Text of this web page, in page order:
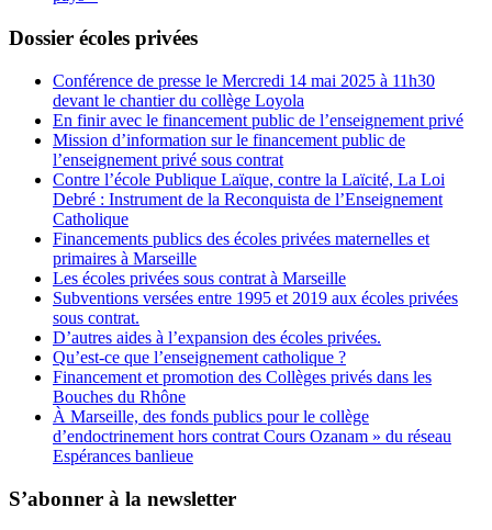
Dossier écoles privées
Conférence de presse le Mercredi 14 mai 2025 à 11h30
devant le chantier du collège Loyola
En finir avec le financement public de l’enseignement privé
Mission d’information sur le financement public de
l’enseignement privé sous contrat
Contre l’école Publique Laïque, contre la Laïcité, La Loi
Debré : Instrument de la Reconquista de l’Enseignement
Catholique
Financements publics des écoles privées maternelles et
primaires à Marseille
Les écoles privées sous contrat à Marseille
Subventions versées entre 1995 et 2019 aux écoles privées
sous contrat.
D’autres aides à l’expansion des écoles privées.
Qu’est-ce que l’enseignement catholique ?
Financement et promotion des Collèges privés dans les
Bouches du Rhône
À Marseille, des fonds publics pour le collège
d’endoctrinement hors contrat Cours Ozanam » du réseau
Espérances banlieue
S’abonner à la newsletter